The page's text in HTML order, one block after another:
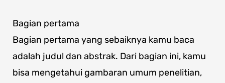
Bagian pertama
Bagian pertama yang sebaiknya kamu baca
adalah judul dan abstrak. Dari bagian ini, kamu
bisa mengetahui gambaran umum penelitian,